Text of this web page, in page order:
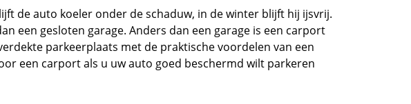
de auto koeler onder de schaduw, in de winter blijft hij ijsvrij.
een gesloten garage. Anders dan een garage is een carport
parkeerplaats met de praktische voordelen van een
een carport als u uw auto goed beschermd wilt parkeren